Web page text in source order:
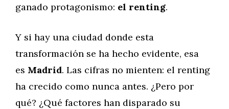
ganado protagonismo: el renting.
Y si hay una ciudad donde esta
transformación se ha hecho evidente, esa
es Madrid. Las cifras no mienten: el renting
ha crecido como nunca antes. ¿Pero por
qué? ¿Qué factores han disparado su